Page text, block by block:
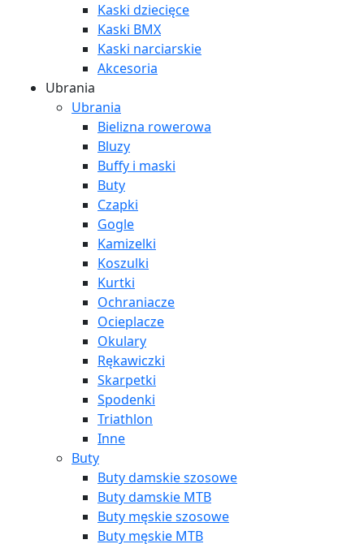
Kaski dziecięce
Kaski BMX
Kaski narciarskie
Akcesoria
Ubrania
Ubrania
Bielizna rowerowa
Bluzy
Buffy i maski
Buty
Czapki
Gogle
Kamizelki
Koszulki
Kurtki
Ochraniacze
Ocieplacze
Okulary
Rękawiczki
Skarpetki
Spodenki
Triathlon
Inne
Buty
Buty damskie szosowe
Buty damskie MTB
Buty męskie szosowe
Buty męskie MTB